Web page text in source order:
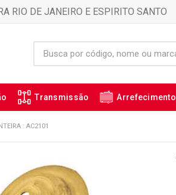
RIO DE JANEIRO E ESPIRITO SANTO
Transmissão Arrefecimento
: AC2101